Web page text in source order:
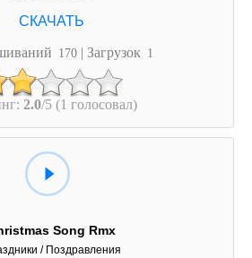
170 | Загрузок 1
2.0/5 (1 голосовал)
Song Rmx
/ Поздравления